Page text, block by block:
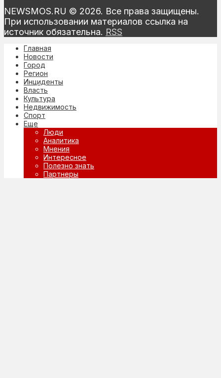
NEWSMOS.RU © 2026. Все права защищены.
При использовании материалов ссылка на
источник обязательна. RSS
Главная
Новости
Город
Регион
Инциденты
Власть
Культура
Недвижимость
Спорт
Еще
Люди
Аналитика
Мнения
Интересное
Полезно знать
Партнеры